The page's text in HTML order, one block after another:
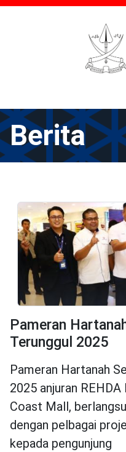
Berita
Pameran
Terunggul 2025
Pameran Hartanah
2025 anjuran
Coast Mall,
dengan pelbagai
kepada pengunjung